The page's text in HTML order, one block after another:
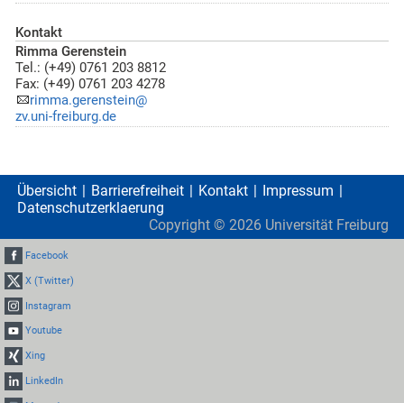
Kontakt
Rimma Gerenstein
Tel.: (+49) 0761 203 8812
Fax: (+49) 0761 203 4278
rimma.gerenstein@
zv.uni-freiburg.de
Übersicht Barrierefreiheit Kontakt
Impressum
Datenschutzerklaerung
Copyright © 2026 Universität Freiburg
Facebook
X (Twitter)
Instagram
Youtube
Xing
LinkedIn